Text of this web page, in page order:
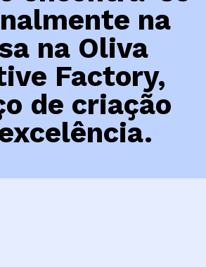
na
na Oliva
Factory,
de criação